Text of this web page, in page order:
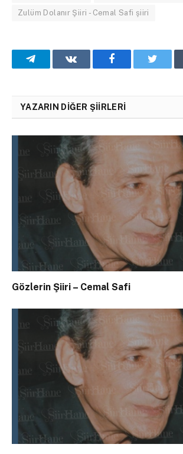
Zulüm Dolanır Şiiri - Cemal Safi şiiri
TelegramVKontakteFacebookTwitter
YAZARIN DIĞER ŞIIRLERI
Gözlerin Şiiri – Cemal Safi